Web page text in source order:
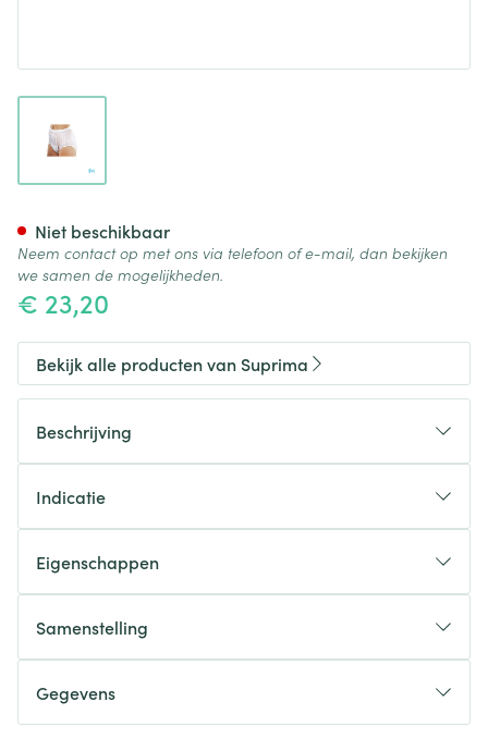
€ 23,20
Niet beschikbaar
Neem contact op met ons via telefoon of e-mail, dan bekijken
we samen de mogelijkheden.
Bekijk alle producten van Suprima
Beschrijving
Indicatie
Eigenschappen
Sluiting
Kleur
Verpakking
Samenstelling
Gegevens